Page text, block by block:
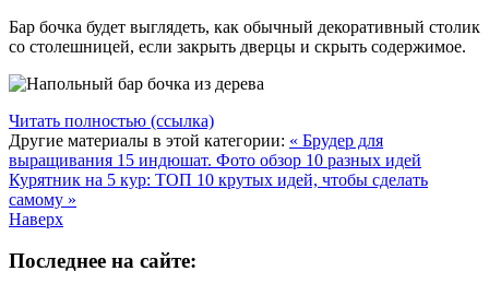
Бар бочка будет выглядеть, как обычный декоративный столик
со столешницей, если закрыть дверцы и скрыть содержимое.
Читать полностью (ссылка)
Другие материалы в этой категории: « Брудер для
выращивания 15 индюшат. Фото обзор 10 разных идей
Курятник на 5 кур: ТОП 10 крутых идей, чтобы сделать
самому »
Наверх
Последнее на сайте: